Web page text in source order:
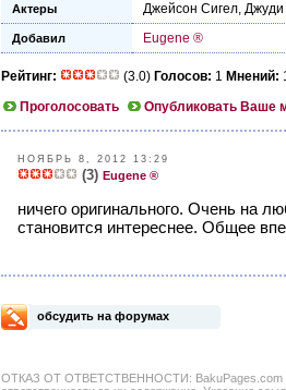
Актеры Джейсон Сигел, Джуди
Добавил Eugene ®
Рейтинг: (3.0) Голосов: 1 Мнений:
Проголосовать
Опубликовать Ваше
НОЯБРЬ 8, 2012 13:29
(3) Eugene ®
ничего оригинального. Очень на
становится интереснее. Общее
обсудить на форумах
ОТКАЗ ОТ ОТВЕТСТВЕННОСТИ: BakuPages.com